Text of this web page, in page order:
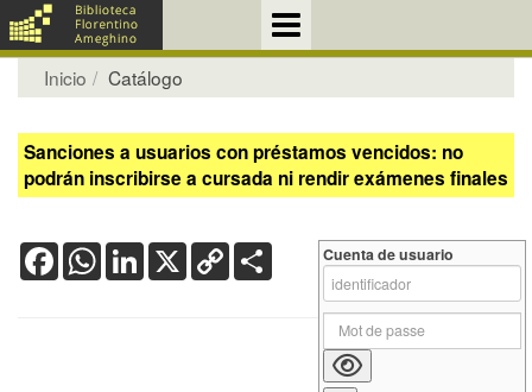
Inicio Catálogo
Sanciones a usuarios con préstamos vencidos: no
podrán inscribirse a cursada ni rendir exámenes finales
FacebookWhatsApp
LinkedIn
X Copy
Link
Cuenta de usuario